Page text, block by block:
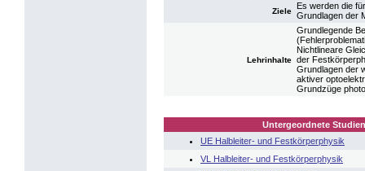
Ziele
Es werden die
Grundlagen der
Lehrinhalte
Grundlegende
Nichtlineare
der
Grundlagen der
aktiver
Grundzüge
Untergeordnete
UE Halbleiter- und Festkörperphysik
VL Halbleiter- und Festkörperphysik